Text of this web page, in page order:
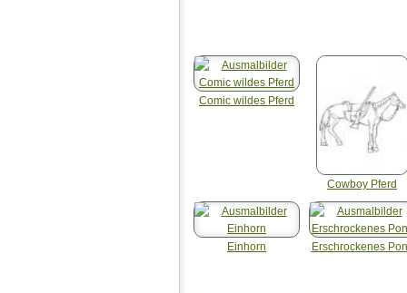
Comic wildes Pferd
Cowboy Pferd
Einhorn Erschrockenes